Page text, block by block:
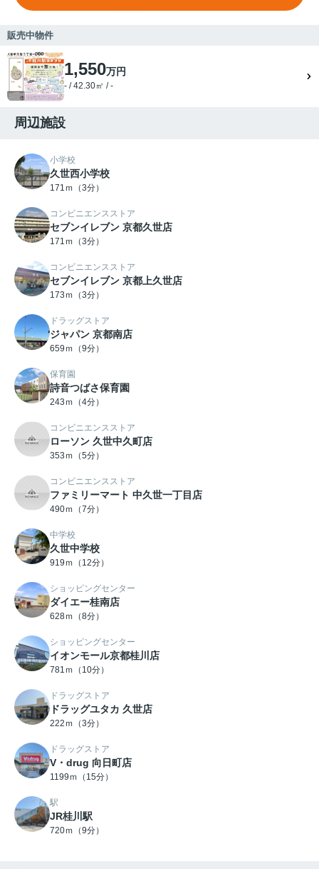
販売中物件
1,550万円
- / 42.30㎡ / -
周辺施設
小学校
久世西小学校
171ｍ（3分）
コンビニエンスストア
セブンイレブン 京都久世店
171ｍ（3分）
コンビニエンスストア
セブンイレブン 京都上久世店
173ｍ（3分）
ドラッグストア
ジャパン 京都南店
659ｍ（9分）
保育園
詩音つばさ保育園
243ｍ（4分）
コンビニエンスストア
ローソン 久世中久町店
353ｍ（5分）
コンビニエンスストア
ファミリーマート 中久世一丁目店
490ｍ（7分）
中学校
久世中学校
919ｍ（12分）
ショッピングセンター
ダイエー桂南店
628ｍ（8分）
ショッピングセンター
イオンモール京都桂川店
781ｍ（10分）
ドラッグストア
ドラッグユタカ 久世店
222ｍ（3分）
ドラッグストア
V・drug 向日町店
1199ｍ（15分）
駅
JR桂川駅
720ｍ（9分）